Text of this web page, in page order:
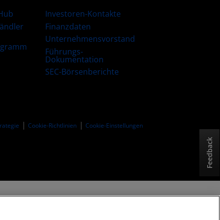
Investoren-Kontakte
Finanzdaten
Unternehmensvorstand
Führungs-
Dokumentation
SEC-Börsenberichte
Cookie-Richtlinien Cookie-Einstellungen
Feedback